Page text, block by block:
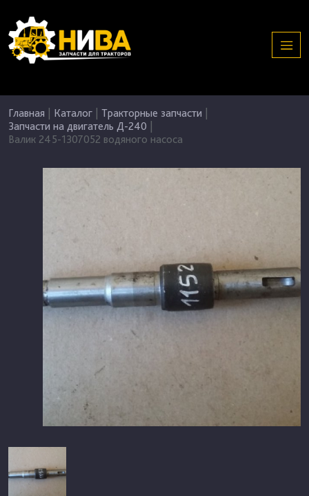
Главная Каталог Тракторные запчасти
Запчасти на двигатель Д-240
Валик 245-1307052 водяного насоса